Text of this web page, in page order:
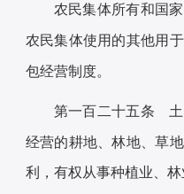
农民集体所有和国
农民集体使用的其他用
包经营制度。
第一百二十五条 土
经营的耕地、林地、草
利，有权从事种植业、林